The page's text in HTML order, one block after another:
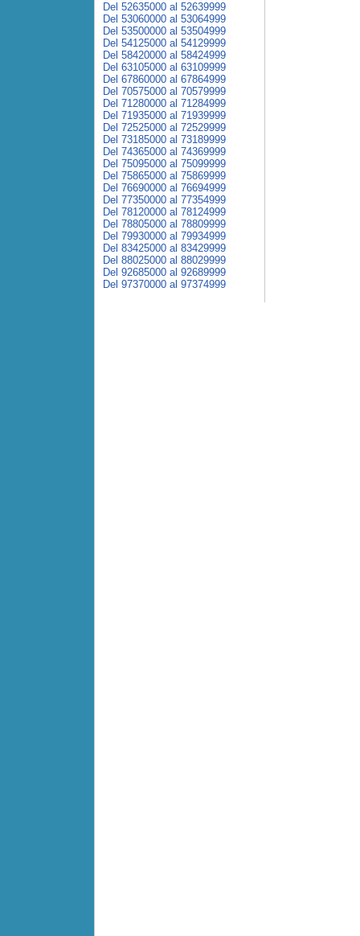
Del 52635000 al 52639999
Del 53060000 al 53064999
Del 53500000 al 53504999
Del 54125000 al 54129999
Del 58420000 al 58424999
Del 63105000 al 63109999
Del 67860000 al 67864999
Del 70575000 al 70579999
Del 71280000 al 71284999
Del 71935000 al 71939999
Del 72525000 al 72529999
Del 73185000 al 73189999
Del 74365000 al 74369999
Del 75095000 al 75099999
Del 75865000 al 75869999
Del 76690000 al 76694999
Del 77350000 al 77354999
Del 78120000 al 78124999
Del 78805000 al 78809999
Del 79930000 al 79934999
Del 83425000 al 83429999
Del 88025000 al 88029999
Del 92685000 al 92689999
Del 97370000 al 97374999